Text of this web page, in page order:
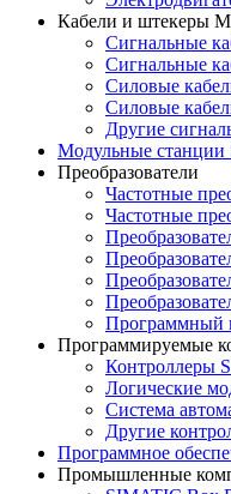
Кабели и штекеры
Сигнальные
Сигнальные
Силовые
Силовые
Другие
Модульные станции
Преобразователи
Частотные
Частотные
Программный
Программируемые
Контроллеры
Логические
Система
Другие
Программное
Промышленные